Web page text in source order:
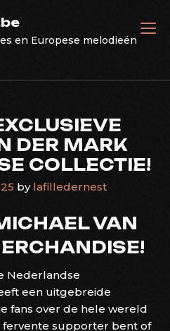
en Europese melodieën
DER MARK
COLLECTIE!
by lafilledernest
VAN
Nederlandse
een uitgebreide
fans over de hele wereld
fervente supporter bent of